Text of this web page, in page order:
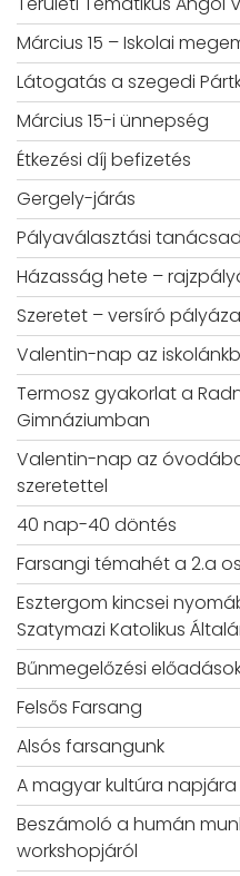
Március 15 – Iskolai
Látogatás a szegedi
Március 15-i ünnepség
Étkezési díj befizetés
Gergely-járás
Pályaválasztási
Házasság hete –
Szeretet – versíró
Valentin-nap az
Termosz gyakorlat a
Gimnáziumban
Valentin-nap az
szeretettel
40 nap-40 döntés
Farsangi témahét a 2.a
Esztergom kincsei
Szatymazi Katolikus
Bűnmegelőzési
Felsős Farsang
Alsós farsangunk
A magyar kultúra
Beszámoló a humán
workshopjáról